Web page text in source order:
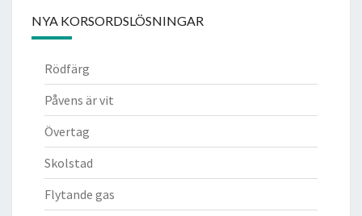
NYA KORSORDSLÖSNINGAR
Rödfärg
Påvens är vit
Övertag
Skolstad
Flytande gas